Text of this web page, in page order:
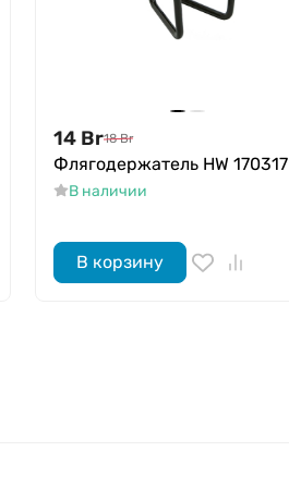
14 Br18 Br
Флягодержатель HW 170317
В наличии
В корзину